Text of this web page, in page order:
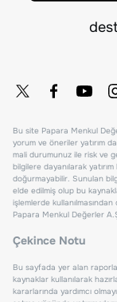
Bu site Papara Menkul
yorum ve öneriler yatırım
mali durumunuz ile risk ve
bilgilere dayanılarak
doğurmayabilir. Sunulan
elde edilmiş olup bu
işlemlerde
Papara Menkul Değerler
Çekince Notu
Bu sayfada yer alan
kaynaklar kullanılarak
kararlarında yardımcı